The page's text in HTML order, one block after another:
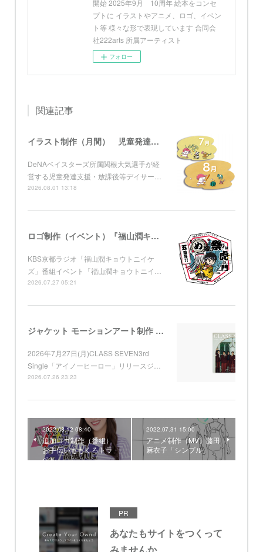
開始 2025年9月 10周年 絵本をコンセ
プトに イラストやアニメ、ロゴ、イベン
ト等 様々な形で表現しています 合同会
社222arts 所属アーティスト
フォロー
関連記事
イラスト制作（月間） 児童発達支援・放課後等デイサービス グローブ
DeNAベイスターズ所属関根大気選手が経
営する児童発達支援・放課後等デイサー…
2026.08.01 13:18
ロゴ制作（イベント）『福山潤キョウトニイケズ ～五周年！め組の祭りは虎ノ門』 KBS京都
KBS京都ラジオ「福山潤キョウトニイケ
ズ」番組イベント「福山潤キョウトニイ…
2026.07.27 05:21
ジャケット モーションアート制作 （Apple Music) CLASS SEVEN 3rd Single「アイノーヒーロー」
2026年7月27日(月)CLASS SEVEN3rd
Single「アイノーヒーロー」リリースジ…
2026.07.26 23:23
2022.08.12 08:40
追加ロゴ制作（番組）
お手伝いももくろトラ
ベル
2022.07.31 15:00
アニメ制作（MV）藤田
麻衣子「シンプル」
PR
あなたもサイトをつくって